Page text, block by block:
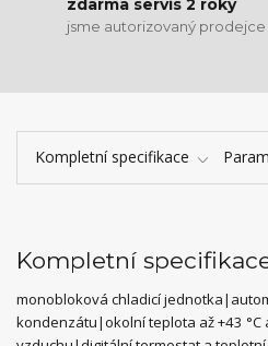
zdarma servis 2 roky
jsme autorizovaný prodejce
Kompletní specifikace
Kompletní
monobloková chladicí
kondenzátu|okolní teplota až +43 °C